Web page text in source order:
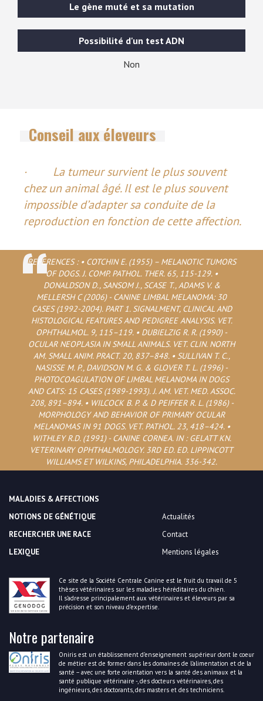
Le gène muté et sa mutation
Possibilité d'un test ADN
Non
Conseil aux éleveurs
· La tumeur survient le plus souvent
chez un animal âgé. Il est le plus souvent
impossible d’adapter sa conduite de la
reproduction en fonction de cette affection.
REFERENCES : • COTCHIN E. (1955) – MELANOTIC TUMORS
OF DOGS. J. COMP. PATHOL. THER. 65, 115-129. •
DONALDSON D., SANSOM J., SCASE T., ADAMS V. &
MELLERSH C (2006) - CANINE LIMBAL MELANOMA: 30
CASES (1992-2004). PART 1. SIGNALMENT, CLINICAL AND
HISTOLOGICAL FEATURES AND PEDIGREE ANALYSIS. VET.
OPHTHALMOL. 9, 115–119. • DUBIELZIG R. R. (1990) -
OCULAR NEOPLASIA IN SMALL ANIMALS. VET. CLIN. NORTH
AM. SMALL ANIM. PRACT. 20, 837–848. • SULLIVAN T. C.,
NASISSE M. P., DAVIDSON M. G. & GLOVER T. L. (1996) -
PHOTOCOAGULATION OF LIMBAL MELANOMA IN DOGS
AND CATS: 15 CASES (1989-1993). J. AM. VET. MED. ASSOC.
208, 891–894. • WILCOCK B. P. & D PEIFFER R. L. (1986) -
MORPHOLOGY AND BEHAVIOR OF PRIMARY OCULAR
MELANOMAS IN 91 DOGS. VET. PATHOL. 23, 418–424. •
WITHLEY R.D. (1991) - CANINE CORNEA. IN : GELATT KN.
VETERINARY OPHTHALMOLOGY. 3RD ED. ED. LIPPINCOTT
WILLIAMS ET WILKINS, PHILADELPHIA. 336-342.
MALADIES & AFFECTIONS
NOTIONS DE GÉNÉTIQUE
RECHERCHER UNE RACE
LEXIQUE
Actualités
Contact
Mentions légales
Ce site de la Société Centrale Canine est le fruit du travail de 5
thèses vétérinaires sur les maladies héréditaires du chien.
Il s’adresse principalement aux vétérinaires et éleveurs par sa
précision et son niveau d’expertise.
Notre partenaire
Oniris est un établissement d’enseignement supérieur dont le coeur
de métier est de former dans les domaines de l’alimentation et de la
santé – avec une forte orientation vers la santé des animaux et la
santé publique vétérinaire -, des docteurs vétérinaires, des
ingénieurs, des doctorants, des masters et des techniciens.